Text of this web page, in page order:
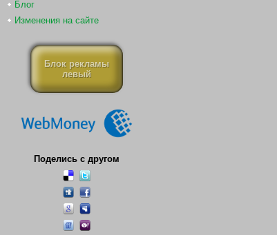
Блог
Изменения на сайте
Блок рекламы
левый
Поделись с другом